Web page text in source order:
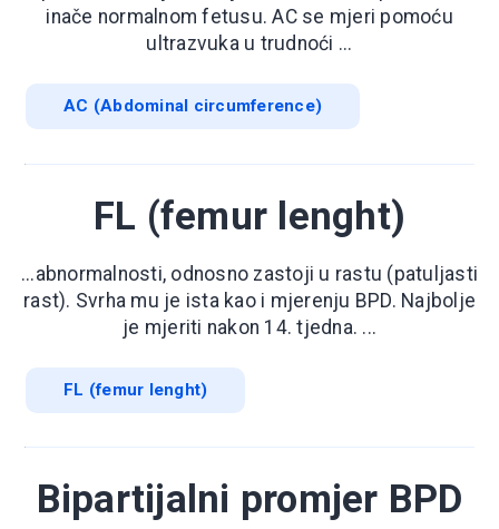
inače normalnom fetusu. AC se mjeri pomoću
ultrazvuka u trudnoći ...
AC (Abdominal circumference)
FL (femur lenght)
...abnormalnosti, odnosno zastoji u rastu (patuljasti
rast). Svrha mu je ista kao i mjerenju BPD. Najbolje
je mjeriti nakon 14. tjedna. ...
FL (femur lenght)
Bipartijalni promjer BPD